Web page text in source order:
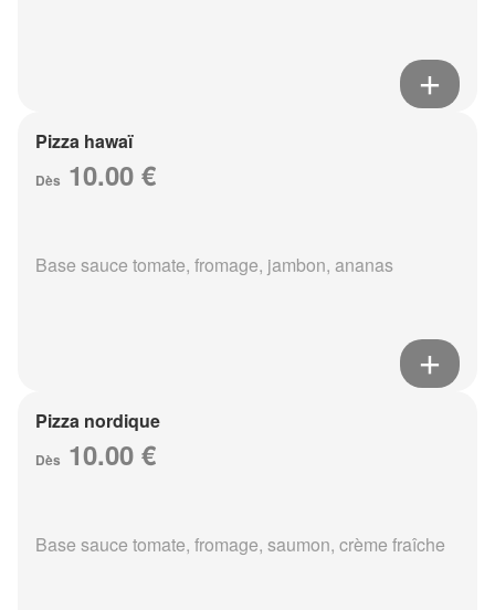
Pizza hawaï
Dès 10.00 €
Base sauce tomate, fromage, jambon, ananas
Pizza nordique
Dès 10.00 €
Base sauce tomate, fromage, saumon, crème fraîche